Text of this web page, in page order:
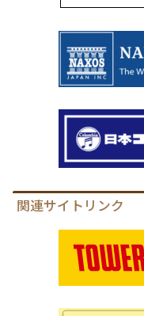
関連サイトリンク